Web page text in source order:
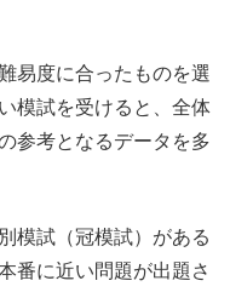
易度に合ったものを選
模試を受けると、全体
参考となるデータを多
模試（冠模試）がある
番に近い問題が出題さ